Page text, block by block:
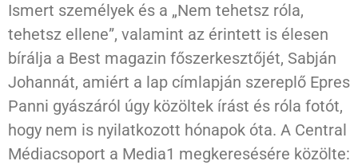
Ismert személyek és a „Nem tehetsz róla,
tehetsz ellene”, valamint az érintett is élesen
bírálja a Best magazin főszerkesztőjét, Sabján
Johannát, amiért a lap címlapján szereplő Epres
Panni gyászáról úgy közöltek írást és róla fotót,
hogy nem is nyilatkozott hónapok óta. A Central
Médiacsoport a Media1 megkeresésére közölte: